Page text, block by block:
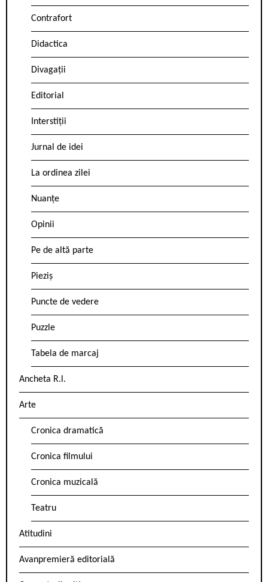
Contrafort
Didactica
Divagații
Editorial
Interstiții
Jurnal de idei
La ordinea zilei
Nuanțe
Opinii
Pe de altă parte
Pieziș
Puncte de vedere
Puzzle
Tabela de marcaj
Ancheta R.l.
Arte
Cronica dramatică
Cronica filmului
Cronica muzicală
Teatru
Atitudini
Avanpremieră editorială